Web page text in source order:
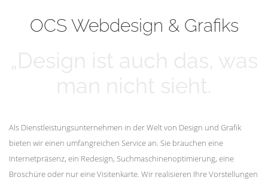
OCS Webdesign & Grafiks
Als Dienstleistungsunternehmen in der Welt von Design und Grafik
bieten wir einen umfangreichen Service an. Sie brauchen eine
Internetpräsenz, ein Redesign, Suchmaschinenoptimierung, eine
Broschüre oder nur eine Visitenkarte. Wir realisieren Ihre Vorstellungen